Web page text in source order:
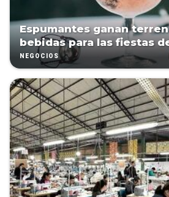
Espumantes ganan
bebidas para las fiestas
NEGOCIOS